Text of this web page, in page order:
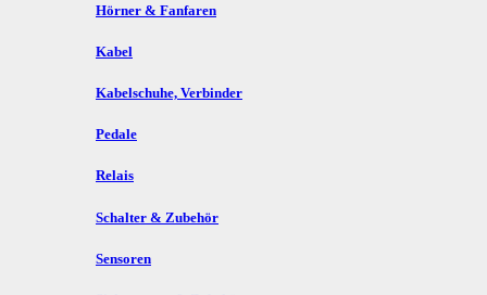
Hörner & Fanfaren
Kabel
Kabelschuhe, Verbinder
Pedale
Relais
Schalter & Zubehör
Sensoren